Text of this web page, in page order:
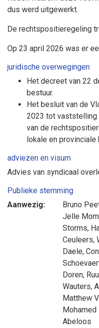
dus werd uitgewerkt.
De rechtspositieregeling
Op 23 april 2026 was er
juridische overwegingen
Het decreet van 22
bestuur.
Het besluit van de
2023 tot vaststelling
van de
lokale en provinciale
adviezen en visum
Advies van syndicaal
Publieke stemming
Aanwezig:
Bruno
Jelle
Storms,
Ceuleers,
Daele,
Doren,
Wauters,
Matthew
Mohamed
Abeloos